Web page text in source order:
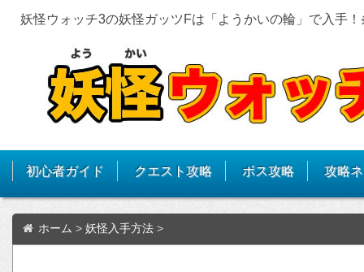
妖怪ウォッチ3の妖怪ガッツFは「ようかいの輪」で入手
初心者ガイド クエスト攻略 ボス攻略 攻略
ホーム > 妖怪入手方法 >